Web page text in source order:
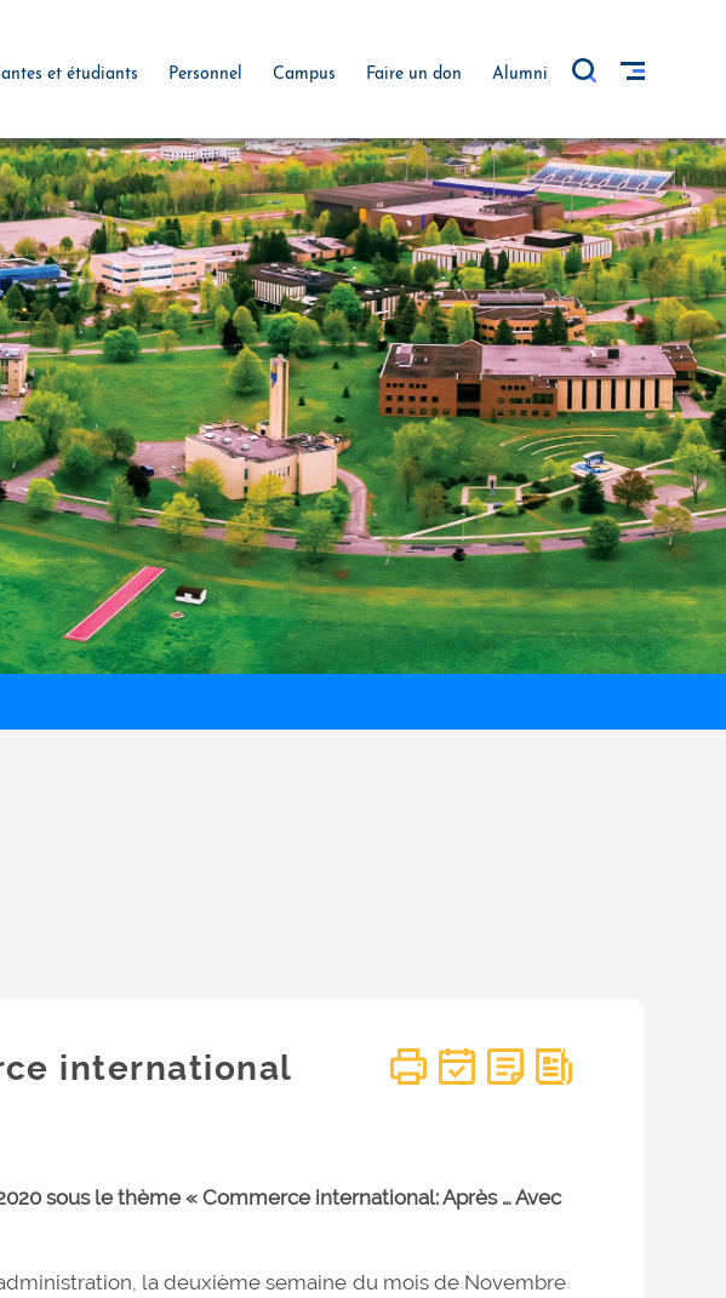
et étudiants Personnel Campus Faire un don Alumni
international
sous le thème « Commerce international: Après … Avec
la deuxième semaine du mois de Novembre